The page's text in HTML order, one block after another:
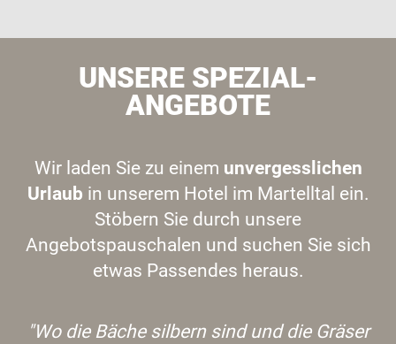
UNSERE SPEZIAL-
ANGEBOTE
Wir laden Sie zu einem unvergesslichen
Urlaub in unserem Hotel im Martelltal ein.
Stöbern Sie durch unsere
Angebotspauschalen und suchen Sie sich
etwas Passendes heraus.
"Wo die Bäche silbern sind und die Gräser